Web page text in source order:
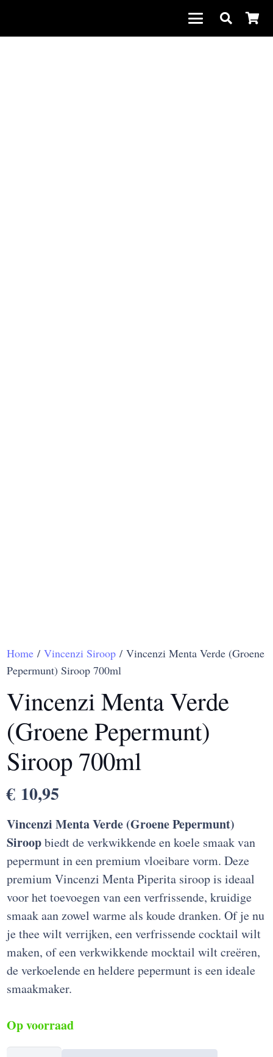
Home /Vincenzi Siroop / Vincenzi Menta Verde (Groene
Pepermunt) Siroop 700ml
Vincenzi Menta Verde
(Groene Pepermunt)
Siroop 700ml
€ 10,95
Vincenzi Menta Verde (Groene Pepermunt)
Siroopbiedt de verkwikkende en koele smaak van
pepermunt in een premium vloeibare vorm. Deze
premium Vincenzi Menta Piperita siroop is ideaal
voor het toevoegen van een verfrissende, kruidige
smaak aan zowel warme als koude dranken. Of je nu
je thee wilt verrijken, een verfrissende cocktail wilt
maken, of een verkwikkende mocktail wilt creëren,
de verkoelende en heldere pepermunt is een ideale
smaakmaker.
Op voorraad